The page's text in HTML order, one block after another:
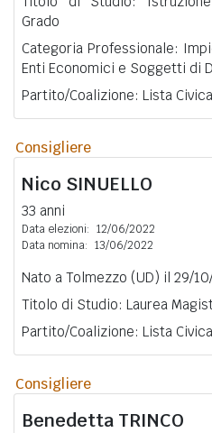
Grado
Categoria Professionale:
Enti Economici e Soggetti di
Partito/Coalizione: Lista Civica
Consigliere
Nico SINUELLO
33 anni
Data elezioni: 12/06/2022
Data nomina: 13/06/2022
Nato a Tolmezzo (UD) il 29/
Titolo di Studio: Laurea
Partito/Coalizione: Lista Civica
Consigliere
Benedetta TRINCO